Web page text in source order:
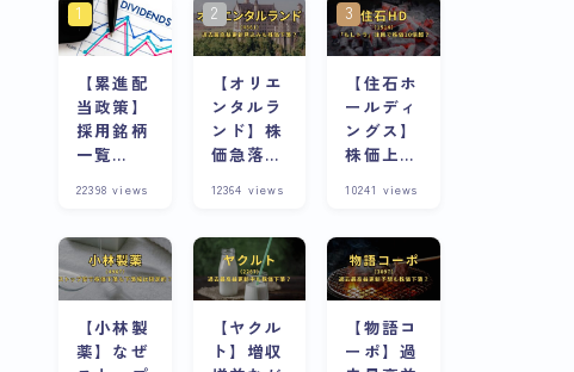
【累進配
当政策】
採用銘柄
一覧
新
22398 views
【オリエ
ンタルラ
ンド】株
価急落の
株主優待
銘柄は今
が割安？
12364 views
【住石ホ
ールディ
ングス】
株価上昇
は？スト
発急騰株
の将来性
と合わせ
て考察
10241 views
【小林製
薬】なぜ
【ヤクル
ト】増収
【物語コ
ーポ】過